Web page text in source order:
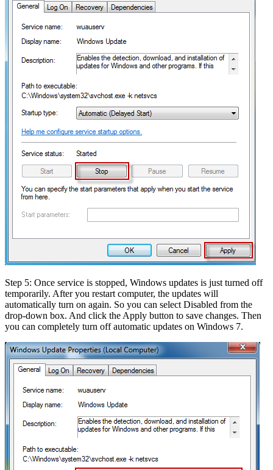
Step 5: Once service is stopped, Windows updates is just turned off
temporarily. After you restart computer, the updates will
automatically turn on again. So you can select Disabled from the
drop-down box. And click the Apply button to save changes. Then
you can completely turn off automatic updates on Windows 7.